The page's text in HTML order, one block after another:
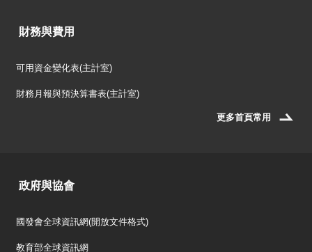
財務與費用
可用資金變化表(主計室)
財務月報與預決算書表(主計室)
更多首頁常用
政府與協會
國發會全球資訊網(開放文件格式)
教育部全球資訊網